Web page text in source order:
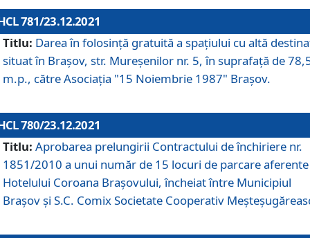
781/23.12.2021
Titlu: Darea în folosinţă gratuită a spaţiului cu altă
situat în Braşov, str. Mureşenilor nr. 5, în suprafaţă de
m.p., către Asociaţia "15 Noiembrie 1987" Braşov.
780/23.12.2021
Titlu: Aprobarea prelungirii Contractului de închiriere nr.
1851/2010 a unui număr de 15 locuri de parcare aferente
Hotelului Coroana Brașovului, încheiat între Municipiul
Braşov şi S.C. Comix Societate Cooperativ